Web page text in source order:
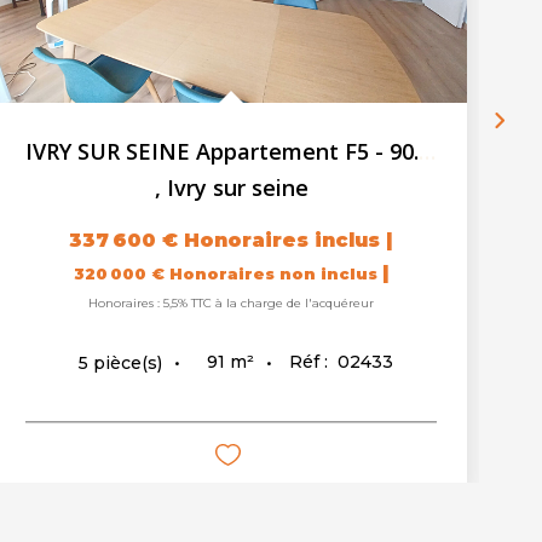
, Ivry sur seine
337 600 € Honoraires inclus |
320 000 € Honoraires non inclus |
Honoraires : 5,5% TTC à la charge de l'acquéreur
5 pièce(s) 91 m² Réf : 02433